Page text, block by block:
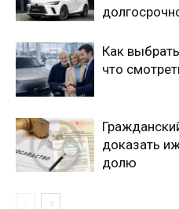
Как
что
доказать
долю